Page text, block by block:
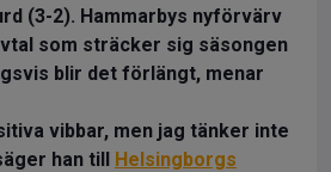
(3-2). Hammarbys nyförvärv
som sträcker sig säsongen
blir det förlängt, menar
vibbar, men jag tänker inte
han till Helsingborgs